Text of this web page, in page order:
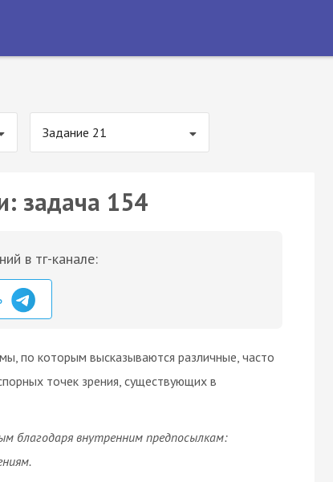
Задание 21
задача 154
в тг-канале:
по которым высказываются различные, часто
точек зрения, существующих в
благодаря внутренним предпосылкам: